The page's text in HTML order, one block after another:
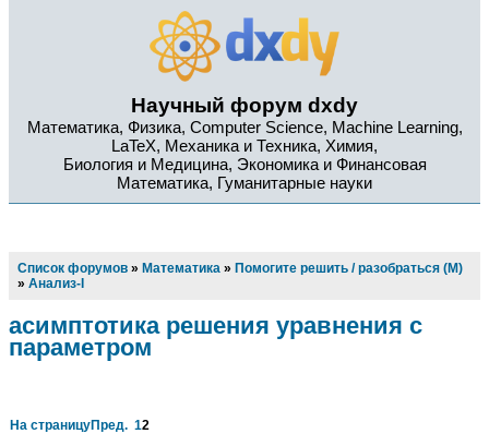
Научный форум dxdy
Математика, Физика, Computer Science, Machine Learning,
LaTeX, Механика и Техника, Химия,
Биология и Медицина, Экономика и Финансовая
Математика, Гуманитарные науки
Список форумов » Математика » Помогите решить / разобраться (М)
» Анализ-I
асимптотика решения уравнения с
параметром
На страницуПред. 12